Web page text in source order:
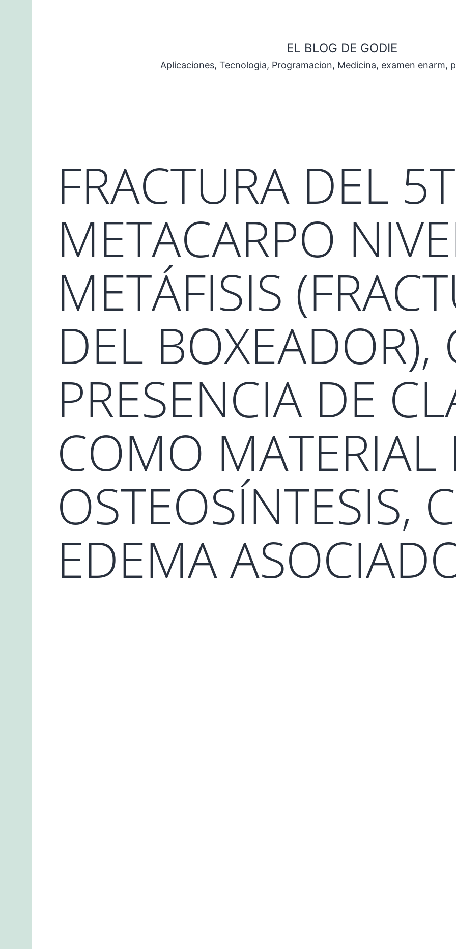
EL BLOG DE GODIE
Aplicaciones, Tecnologia, Programacion, Medicina, examen enarm,
FRACTURA DEL
METACARPO
METÁFISIS
DEL BOXEADOR),
PRESENCIA DE
COMO MATERIAL
OSTEOSÍNTESIS,
EDEMA